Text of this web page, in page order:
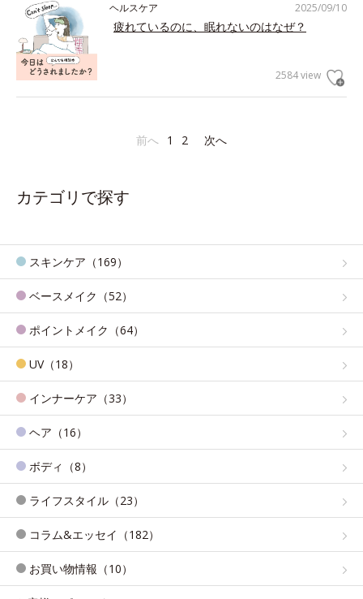
2025/09/10
ヘルスケア
疲れているのに、眠れないのはなぜ？
2584 view
前へ 1 2 次へ
カテゴリで探す
スキンケア（169）
ベースメイク（52）
ポイントメイク（64）
UV（18）
インナーケア（33）
ヘア（16）
ボディ（8）
ライフスタイル（23）
コラム&エッセイ（182）
お買い物情報（10）